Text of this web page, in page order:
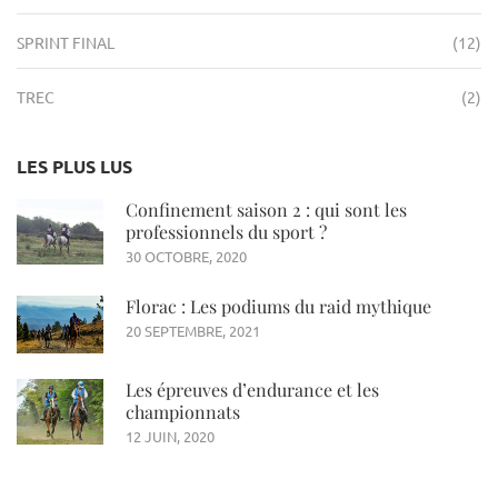
SPRINT FINAL (12)
TREC (2)
LES PLUS LUS
Confinement saison 2 : qui sont les
professionnels du sport ?
30 OCTOBRE, 2020
Florac : Les podiums du raid mythique
20 SEPTEMBRE, 2021
Les épreuves d’endurance et les
championnats
12 JUIN, 2020